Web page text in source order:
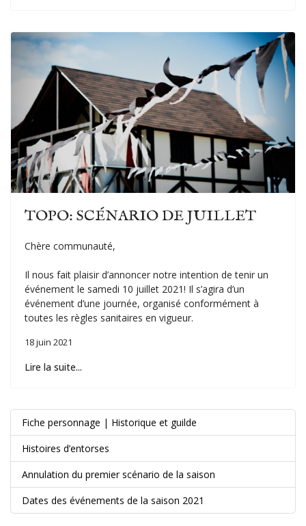
TOPO: SCÉNARIO DE JUILLET
Chère communauté,
Il nous fait plaisir d’annoncer notre intention de tenir un
événement le samedi 10 juillet 2021! Il s’agira d’un
événement d’une journée, organisé conformément à
toutes les règles sanitaires en vigueur.
18 juin 2021
Lire la suite...
Fiche personnage | Historique et guilde
Histoires d’entorses
Annulation du premier scénario de la saison
Dates des événements de la saison 2021